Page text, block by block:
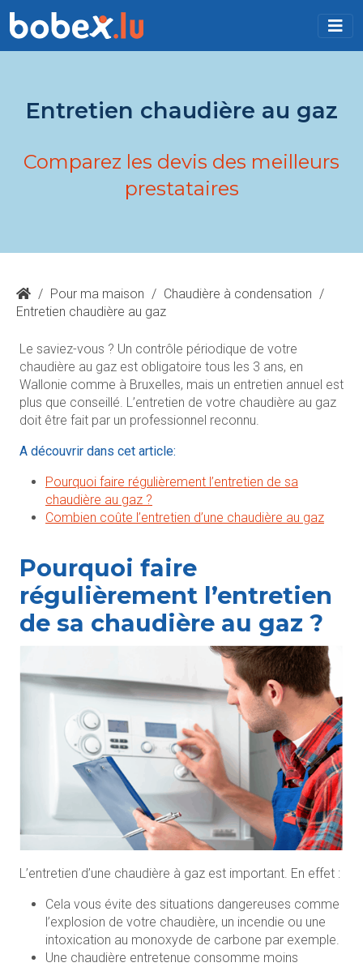
Entretien chaudière au gaz
Comparez les devis des meilleurs
prestataires
/ Pour ma maison / Chaudière à condensation /
Entretien chaudière au gaz
Le saviez-vous ? Un contrôle périodique de votre
chaudière au gaz est obligatoire tous les 3 ans, en
Wallonie comme à Bruxelles, mais un entretien annuel est
plus que conseillé. L’entretien de votre chaudière au gaz
doit être fait par un professionnel reconnu.
A découvrir dans cet article:
Pourquoi faire régulièrement l’entretien de sa
chaudière au gaz ?
Combien coûte l’entretien d’une chaudière au gaz
Pourquoi faire
régulièrement l’entretien
de sa chaudière au gaz ?
L’entretien d’une chaudière à gaz est important. En effet :
Cela vous évite des situations dangereuses comme
l’explosion de votre chaudière, un incendie ou une
intoxication au monoxyde de carbone par exemple.
Une chaudière entretenue consomme moins